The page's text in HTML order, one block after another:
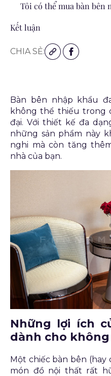
Tôi có thể mua bàn bên
Kết luận
CHIA SẺ:
Bàn bên nhập khẩu
không thể thiếu trong
đại. Với thiết kế đa
những sản phẩm này
nghi mà còn tăng
nhà của bạn.
Những lợi ích
dành cho
Một chiếc bàn bên (hay
món đồ nội thất rất